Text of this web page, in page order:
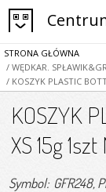
STRONA GŁÓWNA
/ WĘDKAR.
/ KOSZYK PLASTIC
KOSZYK
XS 15g
Symbol: GFR248,